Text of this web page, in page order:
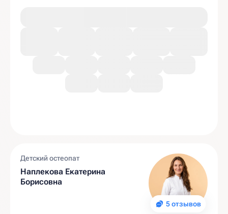
5 отзывов
Детский остеопат
Наплекова Екатерина
Борисовна